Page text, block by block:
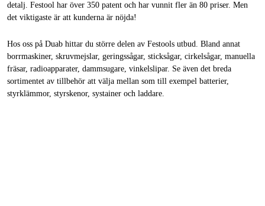
detalj. Festool har över 350 patent och har vunnit fler än 80 priser. Men
det viktigaste är att kunderna är nöjda!
Hos oss på Duab hittar du större delen av Festools utbud. Bland annat
borrmaskiner, skruvmejslar, geringssågar, sticksågar, cirkelsågar, manuella
fräsar, radioapparater, dammsugare, vinkelslipar. Se även det breda
sortimentet av tillbehör att välja mellan som till exempel batterier,
styrklämmor, styrskenor, systainer och laddare.